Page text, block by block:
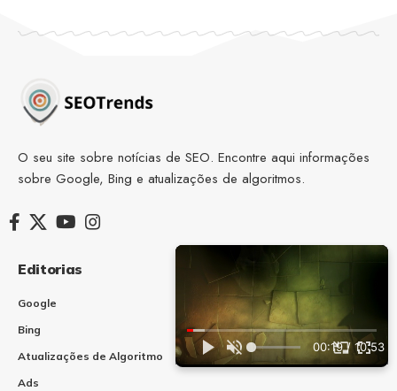
00:20 / 10:53
O seu site sobre notícias de SEO. Encontre aqui informações
sobre Google, Bing e atualizações de algoritmos.
Editorias
Google
Bing
Atualizações de Algoritmo
Ads
Recursos extras
Status Google Search
Status serviços
Microsoft
NEW